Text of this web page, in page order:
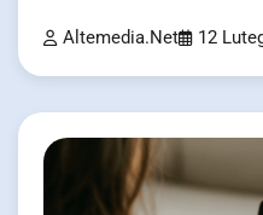
Altemedia.net 12